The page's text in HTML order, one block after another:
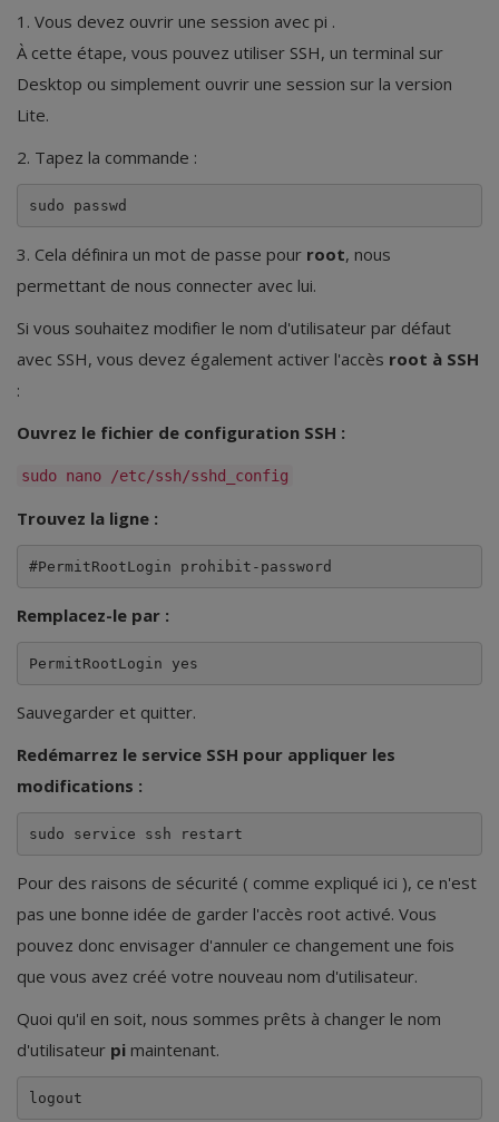
1. Vous devez ouvrir une session avec pi .
À cette étape, vous pouvez utiliser SSH, un terminal sur
Desktop ou simplement ouvrir une session sur la version
Lite.
2. Tapez la commande :
sudo passwd
3. Cela définira un mot de passe pour root, nous
permettant de nous connecter avec lui.
Si vous souhaitez modifier le nom d'utilisateur par défaut
avec SSH, vous devez également activer l'accès root à SSH
:
Ouvrez le fichier de configuration SSH :
sudo nano /etc/ssh/sshd_config
Trouvez la ligne :
#PermitRootLogin prohibit-password
Remplacez-le par :
PermitRootLogin yes
Sauvegarder et quitter.
Redémarrez le service SSH pour appliquer les
modifications :
sudo service ssh restart
Pour des raisons de sécurité ( comme expliqué ici ), ce n'est
pas une bonne idée de garder l'accès root activé. Vous
pouvez donc envisager d'annuler ce changement une fois
que vous avez créé votre nouveau nom d'utilisateur.
Quoi qu'il en soit, nous sommes prêts à changer le nom
d'utilisateur pi maintenant.
logout